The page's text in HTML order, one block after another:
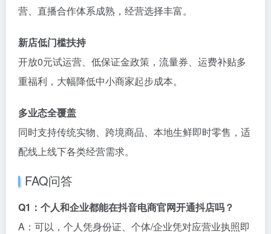
营、直播合作体系成熟，经营选择丰富。
新店低门槛扶持
开放0元试运营、低保证金政策，流量券、运费补贴多
重福利，大幅降低中小商家起步成本。
多业态全覆盖
同时支持传统实物、跨境商品、本地生鲜即时零售，适
配线上线下各类经营需求。
FAQ问答
Q1：个人和企业都能在抖音电商官网开通抖店吗？
A：可以，个人凭身份证、个体/企业凭对应营业执照即